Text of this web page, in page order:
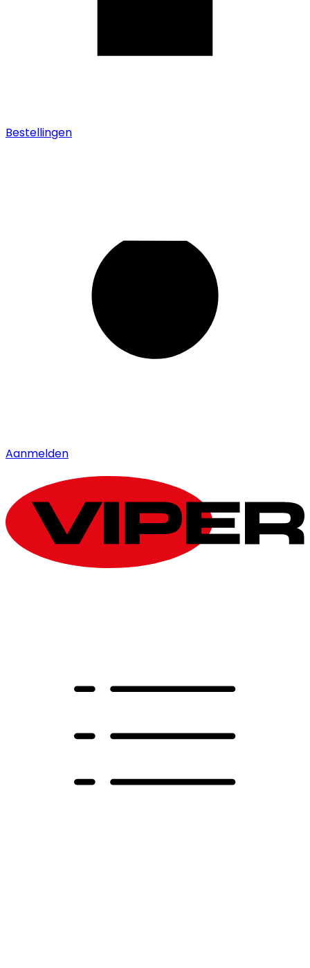
Bestellingen
Aanmelden